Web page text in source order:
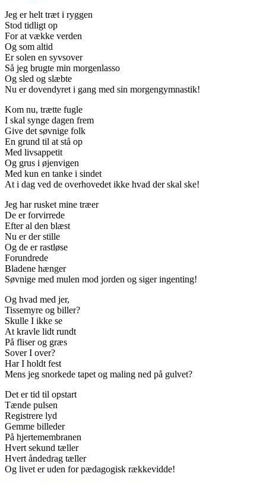
Jeg er helt træt i ryggen
Stod tidligt op
For at vække verden
Og som altid
Er solen en syvsover
Så jeg brugte min morgenlasso
Og sled og slæbte
Nu er dovendyret i gang med sin morgengymnastik!
Kom nu, trætte fugle
I skal synge dagen frem
Give det søvnige folk
En grund til at stå op
Med livsappetit
Og grus i øjenvigen
Med kun en tanke i sindet
At i dag ved de overhovedet ikke hvad der skal ske!
Jeg har rusket mine træer
De er forvirrede
Efter al den blæst
Nu er der stille
Og de er rastløse
Forundrede
Bladene hænger
Søvnige med mulen mod jorden og siger ingenting!
Og hvad med jer,
Tissemyre og biller?
Skulle I ikke se
At kravle lidt rundt
På fliser og græs
Sover I over?
Har I holdt fest
Mens jeg snorkede tapet og maling ned på gulvet?
Det er tid til opstart
Tænde pulsen
Registrere lyd
Gemme billeder
På hjertemembranen
Hvert sekund tæller
Hvert åndedrag tæller
Og livet er uden for pædagogisk rækkevidde!